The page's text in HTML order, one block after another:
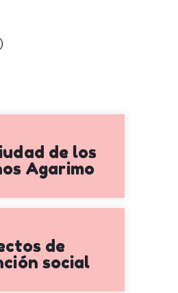
de los
Agarimo
de
social